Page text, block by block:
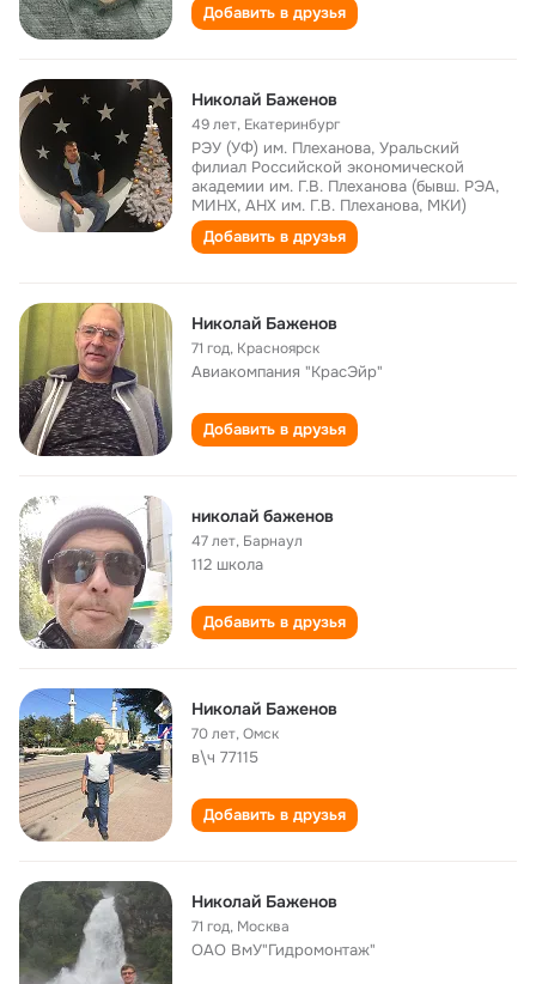
Добавить в друзья
Николай Баженов
49 лет, Екатеринбург
РЭУ (УФ) им. Плеханова, Уральский
филиал Российской экономической
академии им. Г.В. Плеханова (бывш. РЭА,
МИНХ, АНХ им. Г.В. Плеханова, МКИ)
Добавить в друзья
Николай Баженов
71 год, Красноярск
Авиакомпания "КрасЭйр"
Добавить в друзья
николай баженов
47 лет, Барнаул
112 школа
Добавить в друзья
Николай Баженов
70 лет,Омск
в\ч 77115
Добавить в друзья
Николай Баженов
71 год, Москва
ОАО ВмУ"Гидромонтаж"